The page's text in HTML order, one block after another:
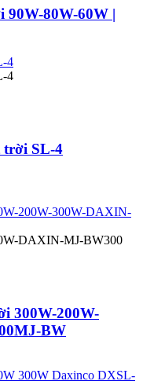
80W-60W |
trời SL-4
300W-200W-
BW